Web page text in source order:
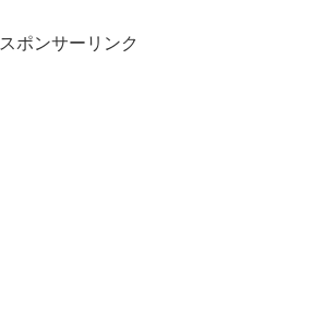
スポンサーリンク